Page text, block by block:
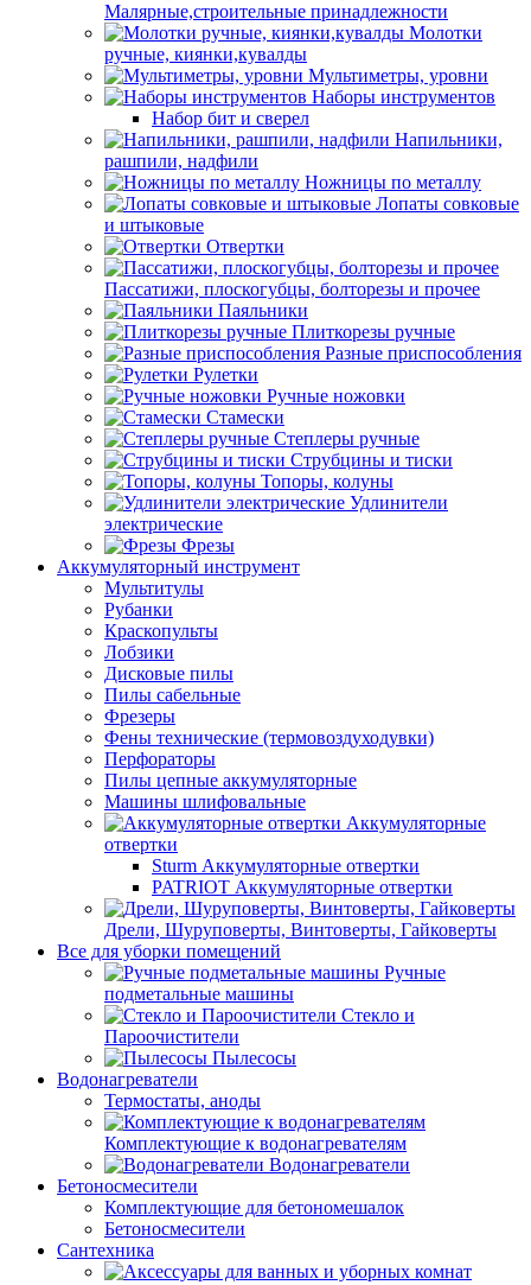
Малярные,строительные принадлежности
Молотки
ручные, киянки,кувалды
Мультиметры, уровни
Наборы инструментов
Набор бит и сверел
Напильники,
рашпили, надфили
Ножницы по металлу
Лопаты совковые
и штыковые
Отвертки
Пассатижи, плоскогубцы, болторезы и прочее
Паяльники
Плиткорезы ручные
Разные приспособления
Рулетки
Ручные ножовки
Стамески
Степлеры ручные
Струбцины и тиски
Топоры, колуны
Удлинители
электрические
Фрезы
Аккумуляторный инструмент
Мультитулы
Рубанки
Краскопульты
Лобзики
Дисковые пилы
Пилы сабельные
Фрезеры
Фены технические (термовоздуходувки)
Перфораторы
Пилы цепные аккумуляторные
Машины шлифовальные
Аккумуляторные
отвертки
Sturm Аккумуляторные отвертки
PATRIOT Аккумуляторные отвертки
Дрели, Шуруповерты, Винтоверты, Гайковерты
Все для уборки помещений
Ручные
подметальные машины
Стекло и
Пароочистители
Пылесосы
Водонагреватели
Термостаты, аноды
Комплектующие к водонагревателям
Водонагреватели
Бетоносмесители
Комплектующие для бетономешалок
Бетоносмесители
Сантехника